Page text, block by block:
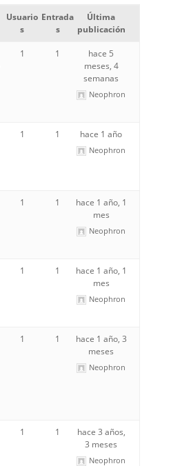
Usuario
s
Entrada
s
Última
publicación
1 1
hace 5
meses, 4
semanas
Neophron
1 1 hace 1 año
Neophron
1 1
hace 1 año, 1
mes
Neophron
1 1
hace 1 año, 1
mes
Neophron
1 1
hace 1 año, 3
meses
Neophron
1 1
hace 3 años,
3 meses
Neophron